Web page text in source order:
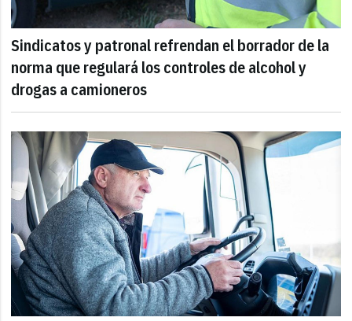
Sindicatos y patronal refrendan el borrador de la
norma que regulará los controles de alcohol y
drogas a camioneros